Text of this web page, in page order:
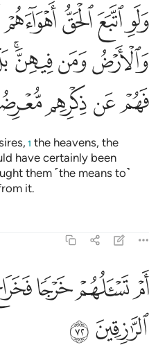
ولو اتبع الحق اهواءهم لفسدت
وَلَوِ ٱتَّبَعَ ٱلْحَقُّ أَهْوَآءَهُمْ لَفَسَدَتِ
ﲱﲲﲳﲴ
ﲷﲸﲹﲺ
ﲾﲿﳀ
1 the heavens, the
have certainly been
them ˹the means to˺
it.
ام تسالهم خرجا فخراج ربك خير
أَمْ تَسْـَٔلُهُمْ خَرْجًۭا فَخَرَاجُ
ﳃﳄﳅ
ﳌﳍ